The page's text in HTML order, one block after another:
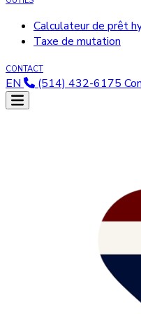
Calculateur de prêt
Taxe de mutation
CONTACT
EN (514) 432-6175